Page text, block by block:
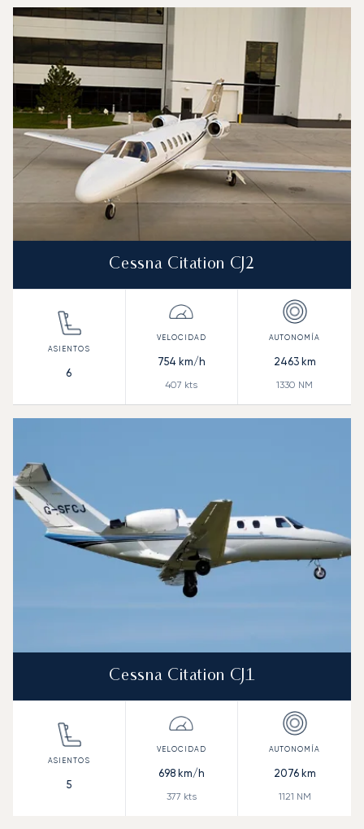
Cessna Citation CJ2
6
754 km/h
407 kts
2463km
1330 NM
Cessna Citation CJ1
5
698km/h
377 kts
2076km
1121 NM